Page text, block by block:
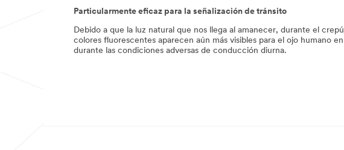
Particularmente eficaz para la señalización de tránsito
Debido a que la luz natural que nos llega al amanecer, durante el
colores fluorescentes aparecen aún más visibles para el ojo humano
durante las condiciones adversas de conducción diurna.